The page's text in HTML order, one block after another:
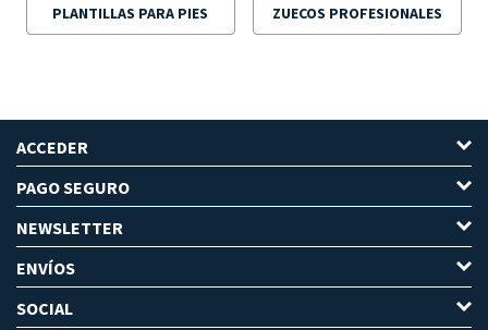
PLANTILLAS PARA PIES ZUECOS PROFESIONALES
ACCEDER
PAGO SEGURO
NEWSLETTER
ENVÍOS
SOCIAL